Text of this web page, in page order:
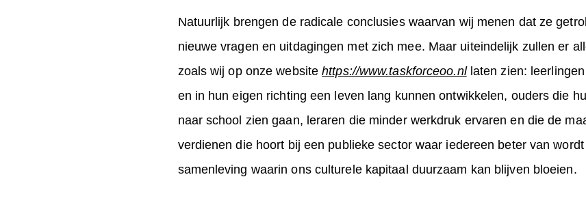
Natuurlijk brengen de radicale conclusies waarvan wij menen dat ze
nieuwe vragen en uitdagingen met zich mee. Maar uiteindelijk zullen er
zoals wij op onze websitehttps://www.taskforceoo.nllaten zien:
en in hun eigen richting een leven lang kunnen ontwikkelen, ouders die
naar school zien gaan, leraren die minder werkdruk ervaren en die de
verdienen die hoort bij een publieke sector waar iedereen beter van
samenleving waarin ons culturele kapitaal duurzaam kan blijven bloeien.